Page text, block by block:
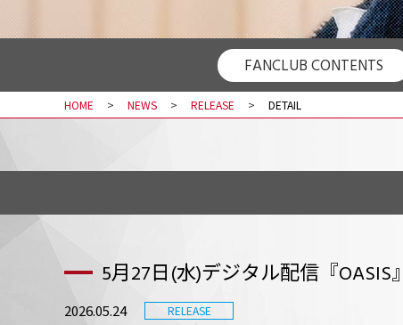
FANCLUB CONTENTS
HOME NEWS RELEASE DETAIL
5月27日(水)デジタル配信『
2026.05.24 RELEASE